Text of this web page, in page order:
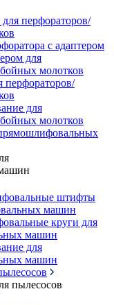
перфораторов/
с адаптером
для
молотков
перфораторов/
для
молотков
штифты
машин
круги для
машин
для
машин
пылесосов